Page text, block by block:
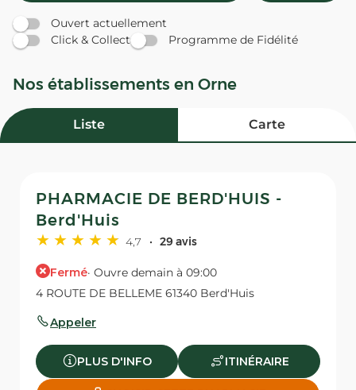
Ouvert actuellement
Click & Collect
Programme de Fidélité
Nos établissements en Orne
Liste Carte
PHARMACIE DE BERD'HUIS -
Berd'Huis
4,7 29 avis
Fermé· Ouvre demain à 09:00
4 ROUTE DE BELLEME 61340 Berd'Huis
Appeler
PLUS D'INFO ITINÉRAIRE